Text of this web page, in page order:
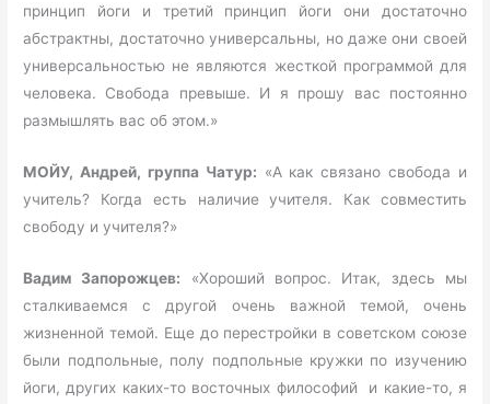
принцип йоги и третий принцип йоги они достаточно
абстрактны, достаточно универсальны, но даже они своей
универсальностью не являются жесткой программой для
человека. Свобода превыше. И я прошу вас постоянно
размышлять вас об этом.»
МОЙУ, Андрей, группа Чатур: «А как связано свобода и
учитель? Когда есть наличие учителя. Как совместить
свободу и учителя?»
Вадим Запорожцев: «Хороший вопрос. Итак, здесь мы
сталкиваемся с другой очень важной темой, очень
жизненной темой. Еще до перестройки в советском союзе
были подпольные, полу подпольные кружки по изучению
йоги, других каких-то восточных философий и какие-то, я